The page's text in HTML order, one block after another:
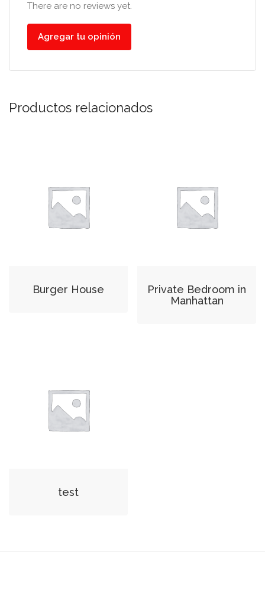
There are no reviews yet.
Agregar tu opinión
Productos relacionados
Burger House
Private Bedroom in
Manhattan
test